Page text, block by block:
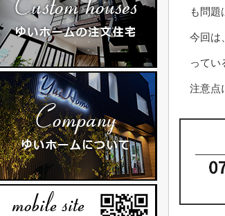
も問題
今回は
ってい
注意点